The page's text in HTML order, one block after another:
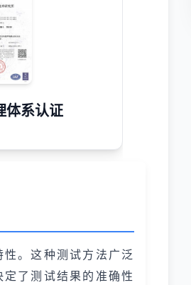
体系认证
。这种测试方法广泛
了测试结果的准确性